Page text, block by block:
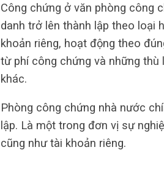
Công chứng ở văn phòng công
danh trở lên thành lập theo loại
khoản riêng, hoạt động theo
từ phí công chứng và những
khác.
Phòng công chứng nhà nước
lập. Là một trong đơn vị sự
cũng như tài khoản riêng.